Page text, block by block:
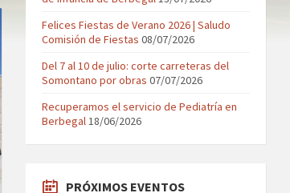
Felices Fiestas de Verano 2026 | Saludo
Comisión de Fiestas 08/07/2026
Del 7 al 10 de julio: corte carreteras del
Somontano por obras 07/07/2026
Recuperamos el servicio de Pediatría en
Berbegal18/06/2026
PRÓXIMOS EVENTOS